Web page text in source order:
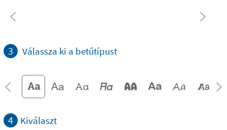
3 Válassza ki a betűtípust
4 Kiválaszt